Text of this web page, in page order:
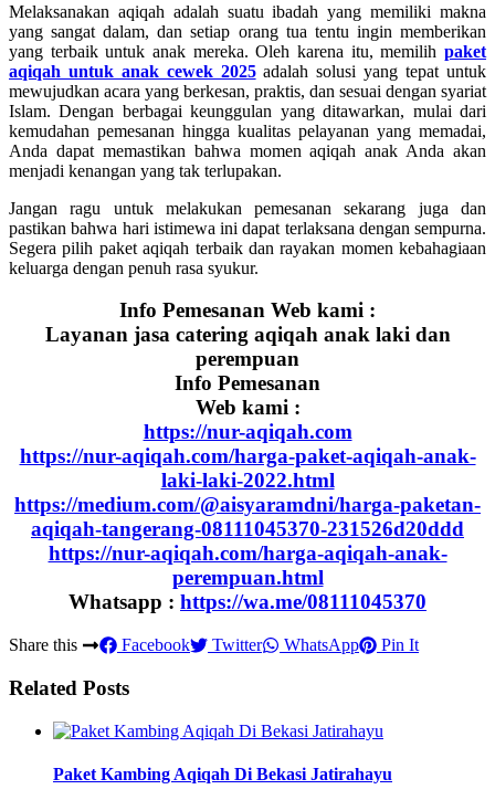
Melaksanakan aqiqah adalah suatu ibadah yang memiliki makna
yang sangat dalam, dan setiap orang tua tentu ingin memberikan
yang terbaik untuk anak mereka. Oleh karena itu, memilih paket
aqiqah untuk anak cewek 2025adalah solusi yang tepat untuk
mewujudkan acara yang berkesan, praktis, dan sesuai dengan syariat
Islam. Dengan berbagai keunggulan yang ditawarkan, mulai dari
kemudahan pemesanan hingga kualitas pelayanan yang memadai,
Anda dapat memastikan bahwa momen aqiqah anak Anda akan
menjadi kenangan yang tak terlupakan.
Jangan ragu untuk melakukan pemesanan sekarang juga dan
pastikan bahwa hari istimewa ini dapat terlaksana dengan sempurna.
Segera pilih paket aqiqah terbaik dan rayakan momen kebahagiaan
keluarga dengan penuh rasa syukur.
Info Pemesanan Web kami :
Layanan jasa catering aqiqah anak laki dan
perempuan
Info Pemesanan
Web kami :
https://nur-aqiqah.com
https://nur-aqiqah.com/harga-paket-aqiqah-anak-
laki-laki-2022.html
https://medium.com/@aisyaramdni/harga-paketan-
aqiqah-tangerang-08111045370-231526d20ddd
https://nur-aqiqah.com/harga-aqiqah-anak-
perempuan.html
Whatsapp : https://wa.me/08111045370
Share this Facebook Twitter WhatsApp Pin It
Related Posts
Paket Kambing Aqiqah Di Bekasi Jatirahayu